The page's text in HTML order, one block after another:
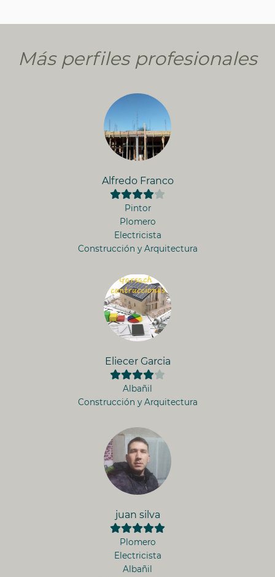
Más perfiles profesionales
Alfredo Franco
Pintor
Plomero
Electricista
Construcción y Arquitectura
Eliecer Garcia
Albañil
Construcción y Arquitectura
juan silva
Plomero
Electricista
Albañil